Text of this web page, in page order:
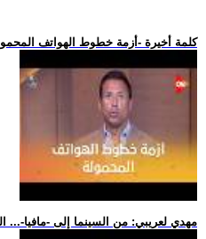
.. كلمة أخيرة -أزمة خطوط الهواتف
.. مهدي لعريبي: من السينما إلى -مافيا-